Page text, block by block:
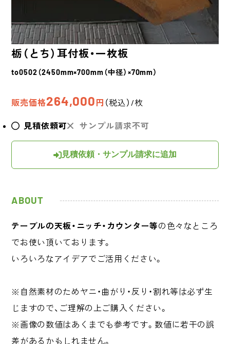
栃（とち） 耳付板・一枚板
to0502（2450mm×700mm（中径）×70mm）
販売価格264,000 円 （税込）/枚
見積依頼可 サンプル請求不可
見積依頼・サンプル請求に追加
ABOUT
テーブルの天板・ニッチ・カウンター等の色々なところ
でお使い頂いております。
いろいろなアイデアでご活用ください。
※自然素材のためヤニ・曲がり・反り・割れ等は必ず生
じますので、ご理解の上ご購入ください。
※画像の数値はあくまでも参考です。数値に若干の誤
差があるかもしれません。